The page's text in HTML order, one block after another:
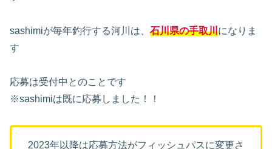
sashimiが毎年釣行する河川は、 石川県の手取川になりま
す
応募は受付中とのことです
※sashimiは既に応募しました！！
2023年以降は応募方法がフィッシュパスに変更さ